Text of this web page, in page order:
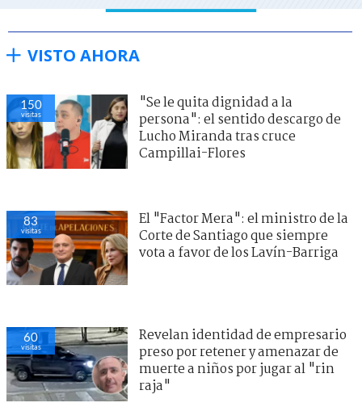
VISTO AHORA
150
visitas
"Se le quita dignidad a la
persona": el sentido descargo de
Lucho Miranda tras cruce
Campillai-Flores
83
visitas
El "Factor Mera": el ministro de la
Corte de Santiago que siempre
vota a favor de los Lavín-Barriga
60
visitas
Revelan identidad de empresario
preso por retener y amenazar de
muerte a niños por jugar al "rin
raja"